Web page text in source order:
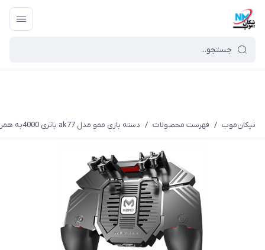
نیکان‌موب / فهرست محصولات / دسته بازی ممو مدل ak77 باتری 4000به همراه سری سیلیکونی اضافی